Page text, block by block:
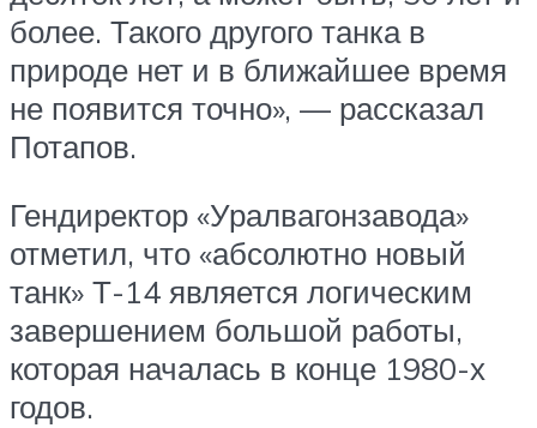
более. Такого другого танка в
природе нет и в ближайшее время
не появится точно», — рассказал
Потапов.
Гендиректор «Уралвагонзавода»
отметил, что «абсолютно новый
танк» Т-14 является логическим
завершением большой работы,
которая началась в конце 1980-х
годов.